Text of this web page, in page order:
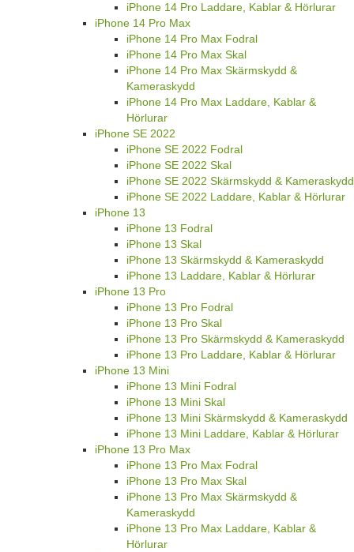
iPhone 14 Pro Laddare, Kablar & Hörlurar
iPhone 14 Pro Max
iPhone 14 Pro Max Fodral
iPhone 14 Pro Max Skal
iPhone 14 Pro Max Skärmskydd &
Kameraskydd
iPhone 14 Pro Max Laddare, Kablar &
Hörlurar
iPhone SE 2022
iPhone SE 2022 Fodral
iPhone SE 2022 Skal
iPhone SE 2022 Skärmskydd & Kameraskydd
iPhone SE 2022 Laddare, Kablar & Hörlurar
iPhone 13
iPhone 13 Fodral
iPhone 13 Skal
iPhone 13 Skärmskydd & Kameraskydd
iPhone 13 Laddare, Kablar & Hörlurar
iPhone 13 Pro
iPhone 13 Pro Fodral
iPhone 13 Pro Skal
iPhone 13 Pro Skärmskydd & Kameraskydd
iPhone 13 Pro Laddare, Kablar & Hörlurar
iPhone 13 Mini
iPhone 13 Mini Fodral
iPhone 13 Mini Skal
iPhone 13 Mini Skärmskydd & Kameraskydd
iPhone 13 Mini Laddare, Kablar & Hörlurar
iPhone 13 Pro Max
iPhone 13 Pro Max Fodral
iPhone 13 Pro Max Skal
iPhone 13 Pro Max Skärmskydd &
Kameraskydd
iPhone 13 Pro Max Laddare, Kablar &
Hörlurar